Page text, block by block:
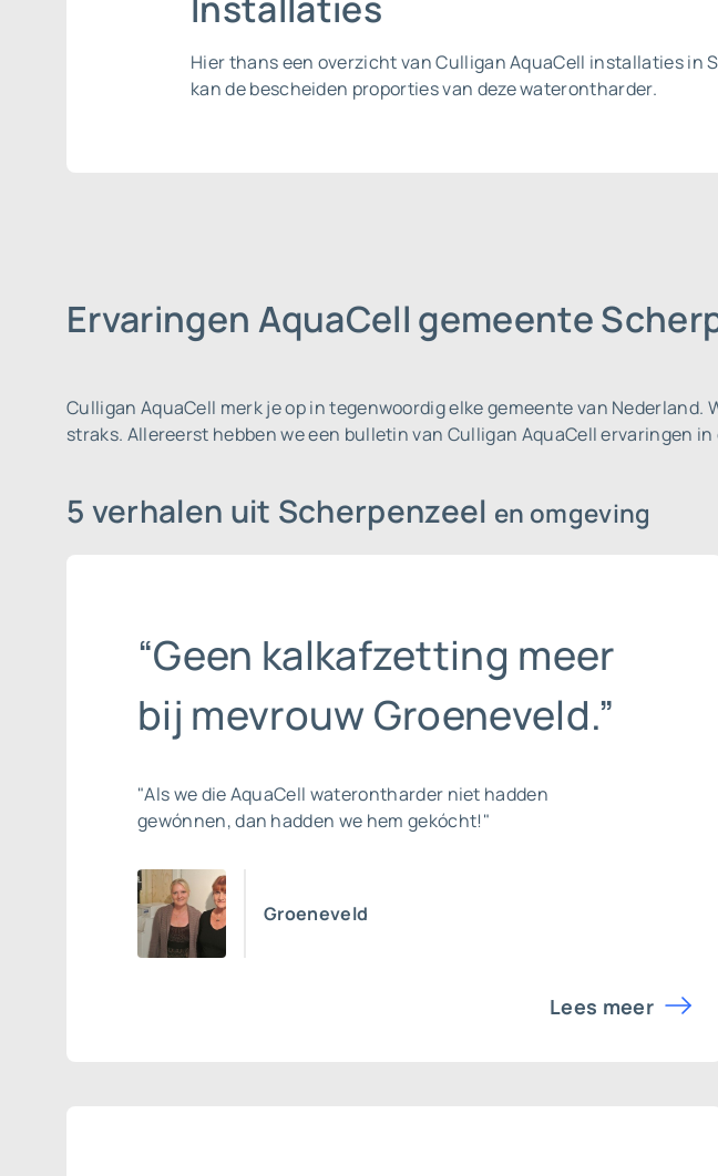
Hier thans een overzicht van Culligan AquaCell installaties in
kan de bescheiden proporties van deze waterontharder.
Ervaringen AquaCell gemeente
Culligan AquaCell merk je op in tegenwoordig elke gemeente van Nederland.
straks. Allereerst hebben we een bulletin van Culligan AquaCell ervaringen
5 verhalen uit Scherpenzeel en omgeving
“Geen kalkafzetting meer
bij mevrouw Groeneveld.”
"Als we die AquaCell waterontharder niet hadden
gewónnen, dan hadden we hem gekócht!"
Groeneveld
Lees meer